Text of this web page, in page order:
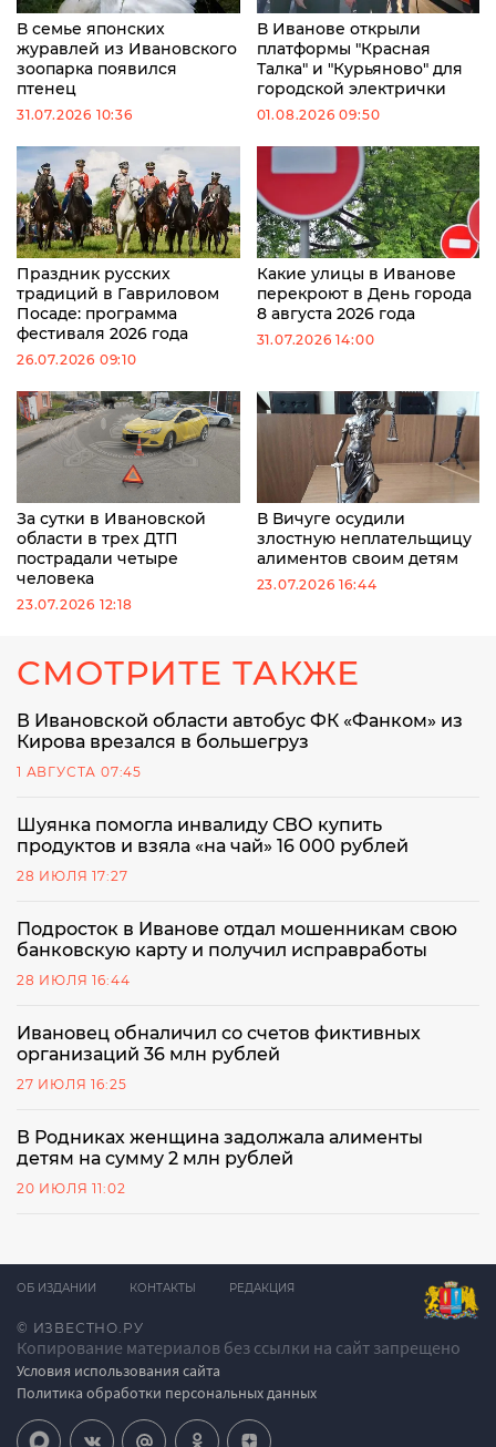
В семье японских
журавлей из Ивановского
зоопарка появился
птенец
31.07.2026 10:36
В Иванове открыли
платформы "Красная
Талка" и "Курьяново" для
городской электрички
01.08.2026 09:50
Праздник русских
традиций в Гавриловом
Посаде: программа
фестиваля 2026 года
26.07.2026 09:10
Какие улицы в Иванове
перекроют в День города
8 августа 2026 года
31.07.2026 14:00
За сутки в Ивановской
области в трех ДТП
пострадали четыре
человека
23.07.2026 12:18
В Вичуге осудили
злостную неплательщицу
алиментов своим детям
23.07.2026 16:44
СМОТРИТЕ ТАКЖЕ
В Ивановской области автобус ФК «Фанком» из
Кирова врезался в большегруз
1 АВГУСТА 07:45
Шуянка помогла инвалиду СВО купить
продуктов и взяла «на чай» 16 000 рублей
28 ИЮЛЯ 17:27
Подросток в Иванове отдал мошенникам свою
банковскую карту и получил исправработы
28 ИЮЛЯ 16:44
Ивановец обналичил со счетов фиктивных
организаций 36 млн рублей
27 ИЮЛЯ 16:25
В Родниках женщина задолжала алименты
детям на сумму 2 млн рублей
20 ИЮЛЯ 11:02
© ИЗВЕСТНО.РУ
Копирование материалов без ссылки на сайт запрещено
Условия использования сайта
Политика обработки персональных данных
ОБ ИЗДАНИИ КОНТАКТЫ РЕДАКЦИЯ